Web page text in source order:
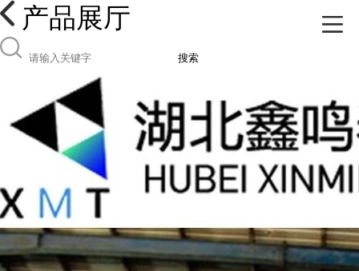
产品展厅
搜索